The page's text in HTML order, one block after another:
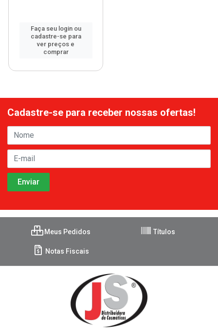
Faça seu login ou
cadastre-se para
ver preços e
comprar
Cadastre-se para receber nossas ofertas!
Meus Pedidos Títulos
Notas Fiscais